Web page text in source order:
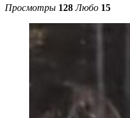
Просмотры 128 Любо 15